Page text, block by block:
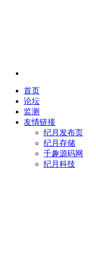
首页
论坛
监测
友情链接
纪月发布页
纪月存储
千趣源码网
纪月科技